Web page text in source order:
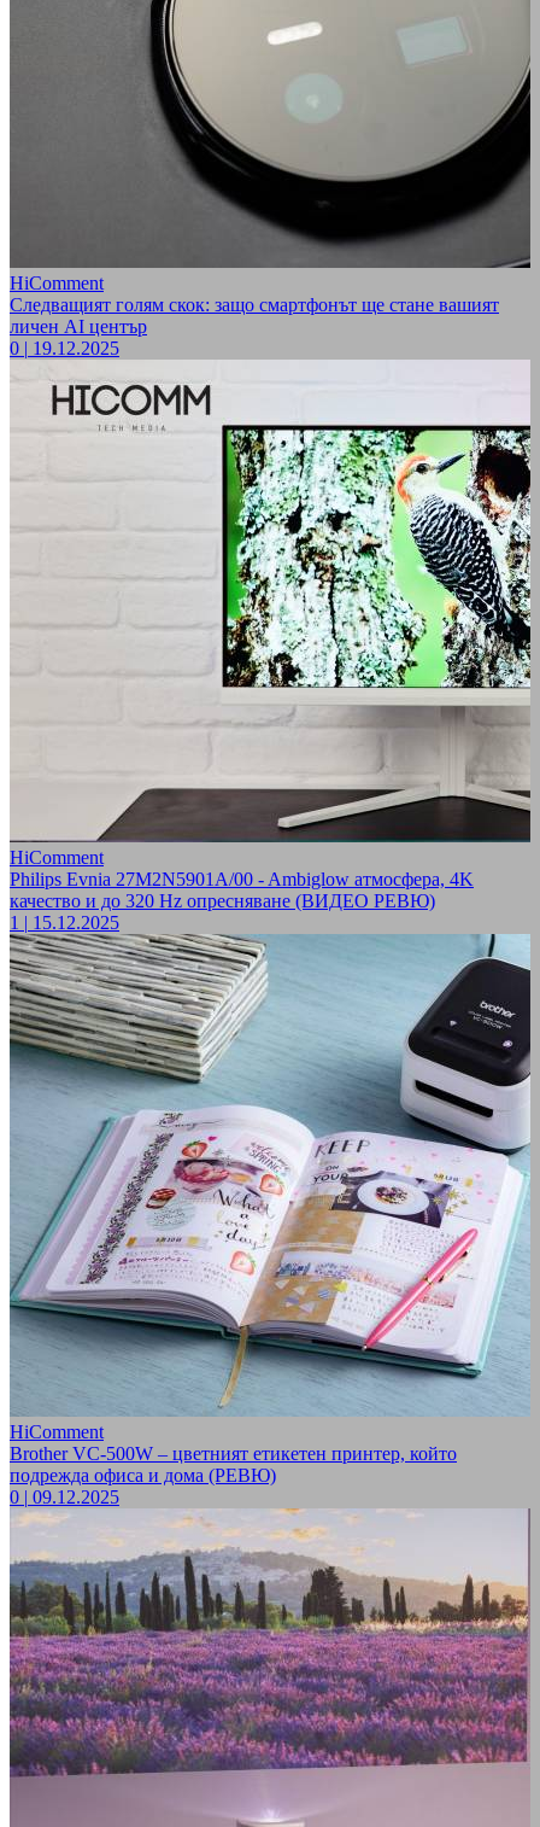
HiComment
Следващият голям скок: защо смартфонът ще стане вашият
личен AI център
0 | 19.12.2025
HiComment
Philips Evnia 27M2N5901A/00 - Ambiglow атмосфера, 4K
качество и до 320 Hz опресняване (ВИДЕО РЕВЮ)
1 | 15.12.2025
HiComment
Brother VC-500W – цветният етикетен принтер, който
подрежда офиса и дома (РЕВЮ)
0 | 09.12.2025